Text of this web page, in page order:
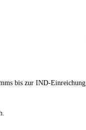
bis zur IND-Einreichung